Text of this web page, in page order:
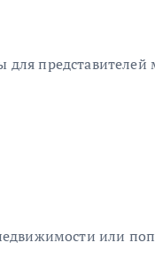
представителей
или